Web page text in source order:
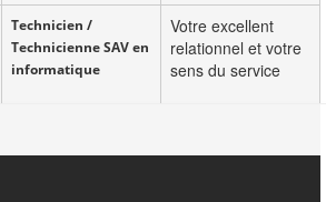
Technicien /
Technicienne SAV en
informatique
Votre excellent
relationnel et votre
sens du service
de suivi